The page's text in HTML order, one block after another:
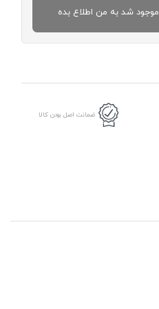
موجود شد به من اطلاع بده
ضمانت اصل بودن کالا